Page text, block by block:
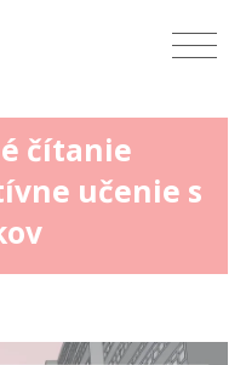
čítanie
učenie s